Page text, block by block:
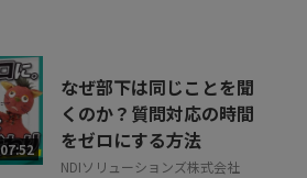
07:52
なぜ部下は同じことを聞
くのか？質問対応の時間
をゼロにする方法
NDIソリューションズ株式会社